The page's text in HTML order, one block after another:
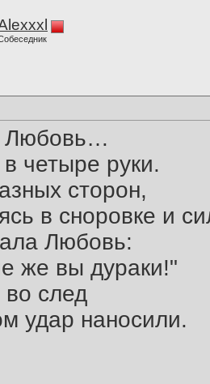
Любовь…
четыре руки.
сторон,
в сноровке и
Любовь:
же вы дураки!"
след
удар наносили.